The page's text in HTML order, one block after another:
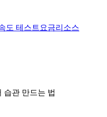
도 테스트 요금리소스
습관 만드는 법